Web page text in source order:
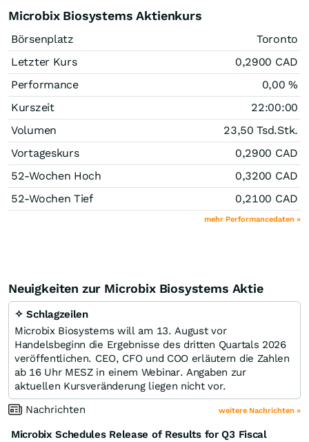
Microbix Biosystems Aktienkurs
Börsenplatz
Toronto
Letzter Kurs
0,2900 CAD
Performance
0,00%
Kurszeit
22:00:00
Volumen
23,50 Tsd.Stk.
Vortageskurs
0,2900 CAD
52-Wochen Hoch
0,3200 CAD
52-Wochen Tief
0,2100 CAD
mehr Performancedaten »
Neuigkeiten zur Microbix Biosystems Aktie
✧ Schlagzeilen
Microbix Biosystems will am 13. August vor
Handelsbeginn die Ergebnisse des dritten Quartals 2026
veröffentlichen. CEO, CFO und COO erläutern die Zahlen
ab 16 Uhr MESZ in einem Webinar. Angaben zur
aktuellen Kursveränderung liegen nicht vor.
Nachrichten
weitere Nachrichten »
Microbix Schedules Release of Results for Q3 Fiscal